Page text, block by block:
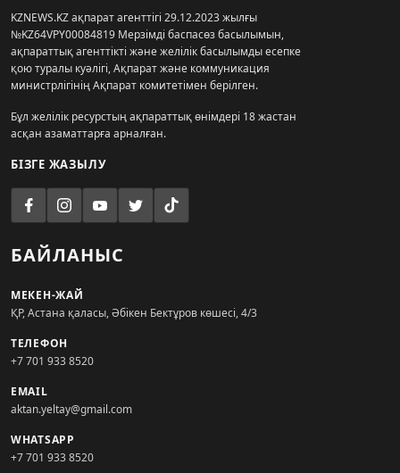
KZNEWS.KZ ақпарат агенттігі 29.12.2023 жылғы
№KZ64VPY00084819 Мерзімді баспасөз басылымын,
ақпараттық агенттікті және желілік басылымды есепке
қою туралы куәлігі, Ақпарат және коммуникация
министрлігінің Ақпарат комитетімен берілген.
Бұл желілік ресурстың ақпараттық өнімдері 18 жастан
асқан азаматтарға арналған.
БІЗГЕ ЖАЗЫЛУ
БАЙЛАНЫС
МЕКЕН-ЖАЙ
ҚР, Астана қаласы, Әбікен Бектұров көшесі, 4/3
ТЕЛЕФОН
+7 701 933 8520
EMAIL
aktan.yeltay@gmail.com
WHATSAPP
+7 701 933 8520